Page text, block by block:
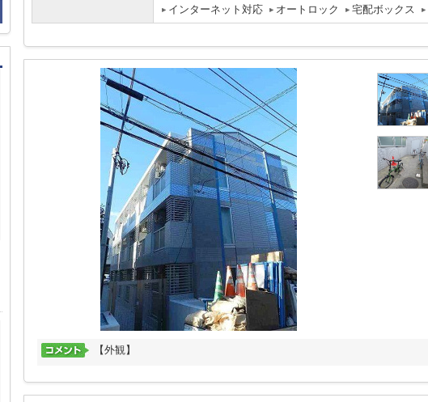
インターネット対応
オートロック 宅配ボックス
【外観】